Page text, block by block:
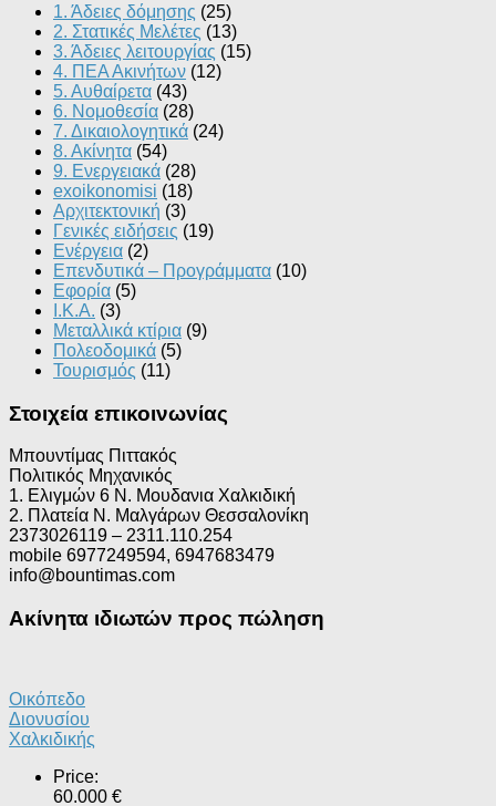
1. Άδειες δόμησης (25)
2. Στατικές Μελέτες (13)
3. Άδειες λειτουργίας (15)
4. ΠΕΑ Ακινήτων (12)
5. Αυθαίρετα (43)
6. Νομοθεσία (28)
7. Δικαιολογητικά (24)
8. Ακίνητα (54)
9. Ενεργειακά (28)
exoikonomisi (18)
Αρχιτεκτονική (3)
Γενικές ειδήσεις (19)
Ενέργεια (2)
Επενδυτικά – Προγράμματα (10)
Εφορία (5)
Ι.Κ.Α. (3)
Μεταλλικά κτίρια (9)
Πολεοδομικά (5)
Τουρισμός (11)
Στοιχεία επικοινωνίας
Μπουντίμας Πιττακός
Πολιτικός Μηχανικός
1. Ελιγμών 6 Ν. Μουδανια Χαλκιδική
2. Πλατεία Ν. Μαλγάρων Θεσσαλονίκη
2373026119 – 2311.110.254
mobile 6977249594, 6947683479
info@bountimas.com
Ακίνητα ιδιωτών προς πώληση
Οικόπεδο
Διονυσίου
Χαλκιδικής
Price:
60.000 €